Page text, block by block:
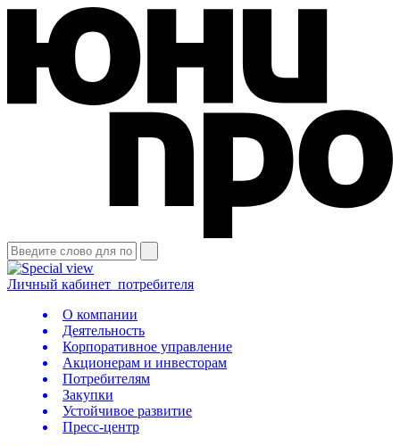
Личный кабинет потребителя
О компании
Деятельность
Корпоративное управление
Акционерам и инвесторам
Потребителям
Закупки
Устойчивое развитие
Пресс-центр